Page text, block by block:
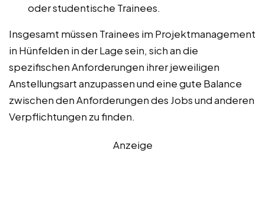
oder studentische Trainees.
Insgesamt müssen Trainees im Projektmanagement
in Hünfelden in der Lage sein, sich an die
spezifischen Anforderungen ihrer jeweiligen
Anstellungsart anzupassen und eine gute Balance
zwischen den Anforderungen des Jobs und anderen
Verpflichtungen zu finden.
Anzeige